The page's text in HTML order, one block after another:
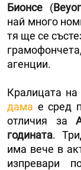
Бионсе (
най много
тя ще се
агенции.
Кралицата
дама е сред
отличия за
годината.
има вече в
изпревари